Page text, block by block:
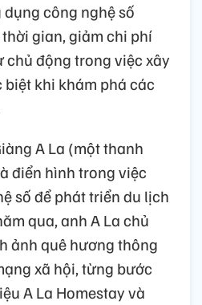
công nghệ số
gian, giảm chi phí
chủ động trong việc xây
khi khám phá các
A La (một thanh
điển hình trong việc
số để phát triển du lịch
qua, anh A La chủ
ảnh quê hương thông
xã hội, từng bước
A La Homestay và